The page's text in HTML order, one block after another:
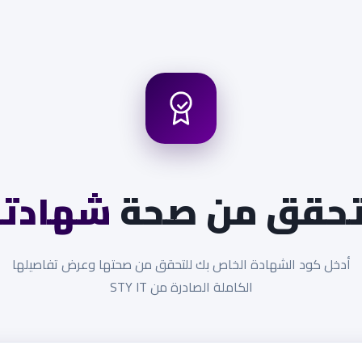
من صحة
أدخل كود الشهادة الخاص بك للتحقق من صحتها وعرض تفاصيلها
الكاملة الصادرة من STY IT